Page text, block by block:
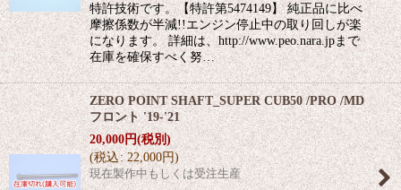
特許技術です。【特許第5474149】 純正品に比べ
摩擦係数が半減!!エンジン停止中の取り回しが楽
になります。 詳細は、http://www.peo.nara.jpまで
在庫を確保すべく努…
ZERO POINT SHAFT_SUPER CUB50 /PRO /MD
フロント '19-'21
20,000円(税別)
(税込: 22,000円)
現在製作中もしくは受注生産